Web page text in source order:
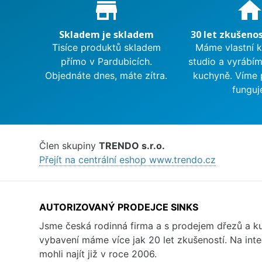
store_mall_directory
Skladem je skladem
Tisíce produktů skladem
přímo v Pardubicích.
Objednáte dnes, máte zítra.
home
30 let
Máme vlastní
studio a
kuchyně. Víme
Člen skupiny TRENDO s.r.o.
Přejít na centrální eshop www.trendo.cz
AUTORIZOVANÝ PRODEJCE SINKS
Jsme česká rodinná firma a s prodejem dřezů a
vybavení máme více jak 20 let zkušeností. Na
mohli najít již v roce 2006.